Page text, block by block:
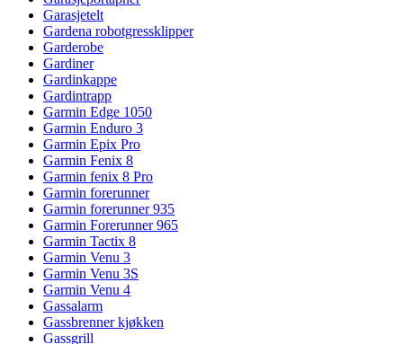
Garasjetelt
Gardena robotgressklipper
Garderobe
Gardiner
Gardinkappe
Gardintrapp
Garmin Edge 1050
Garmin Enduro 3
Garmin Epix Pro
Garmin Fenix 8
Garmin fenix 8 Pro
Garmin forerunner
Garmin forerunner 935
Garmin Forerunner 965
Garmin Tactix 8
Garmin Venu 3
Garmin Venu 3S
Garmin Venu 4
Gassalarm
Gassbrenner kjøkken
Gassgrill